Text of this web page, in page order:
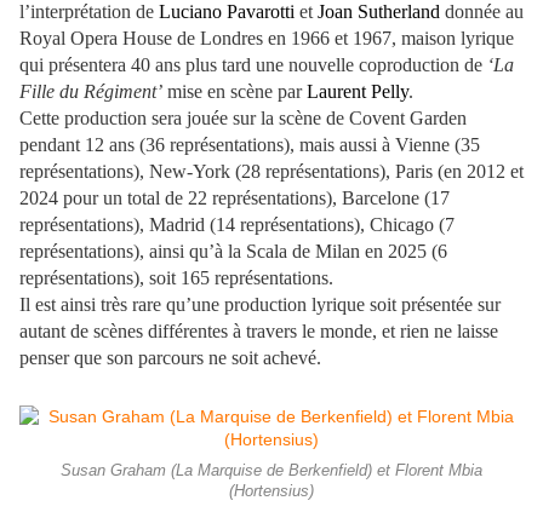
l’interprétation de Luciano Pavarotti et Joan Sutherland donnée au
Royal Opera House de Londres en 1966 et 1967, maison lyrique
qui présentera 40 ans plus tard une nouvelle coproduction de ‘La
Fille du Régiment’ mise en scène parLaurent Pelly.
Cette production sera jouée sur la scène de Covent Garden
pendant 12 ans (36 représentations), mais aussi à Vienne (35
représentations), New-York (28 représentations), Paris (en 2012 et
2024 pour un total de 22 représentations), Barcelone (17
représentations), Madrid (14 représentations), Chicago (7
représentations), ainsi qu’à la Scala de Milan en 2025 (6
représentations), soit 165 représentations.
Il est ainsi très rare qu’une production lyrique soit présentée sur
autant de scènes différentes à travers le monde, et rien ne laisse
penser que son parcours ne soit achevé.
Susan Graham (La Marquise de Berkenfield) et Florent Mbia
(Hortensius)